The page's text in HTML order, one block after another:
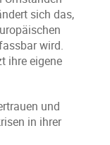
sich das,
wird.
ihre eigene
und
in ihrer